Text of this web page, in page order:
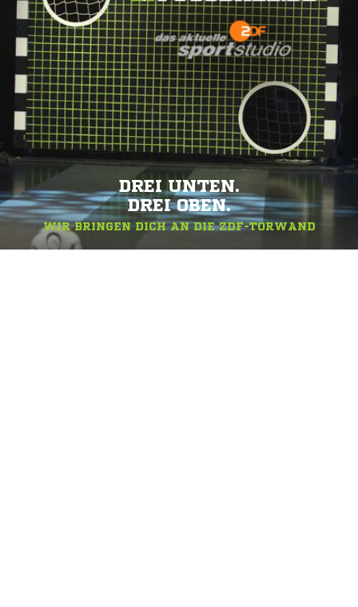
DREI UNTEN.
DREI OBEN.
WIR BRINGEN DICH AN DIE ZDF-TORWAND